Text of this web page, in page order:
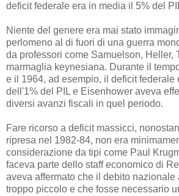
deficit federale era in media il 5% del
Niente del genere era mai stato
perlomeno al di fuori di una guerra
da professori come Samuelson, Heller,
marmaglia keynesiana. Durante il
e il 1964, ad esempio, il deficit federale
dell'1% del PIL e Eisenhower aveva
diversi avanzi fiscali in quel periodo.
Fare ricorso a deficit massicci,
ripresa nel 1982-84, non era
considerazione da tipi come Paul
faceva parte dello staff economico di
aveva affermato che il debito nazionale
troppo piccolo e che fosse necessario